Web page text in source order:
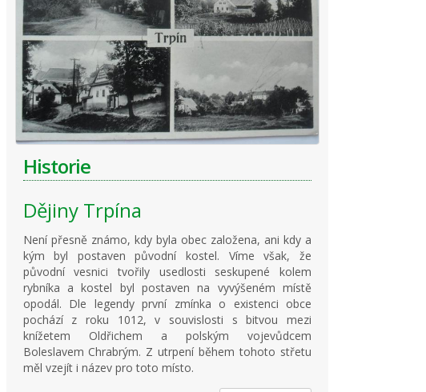
Historie
Dějiny Trpína
Není přesně známo, kdy byla obec založena, ani kdy a
kým byl postaven původní kostel. Víme však, že
původní vesnici tvořily usedlosti seskupené kolem
rybníka a kostel byl postaven na vyvýšeném místě
opodál. Dle legendy první zmínka o existenci obce
pochází z roku 1012, v souvislosti s bitvou mezi
knížetem Oldřichem a polským vojevůdcem
Boleslavem Chrabrým. Z utrpení během tohoto střetu
měl vzejít i název pro toto místo.